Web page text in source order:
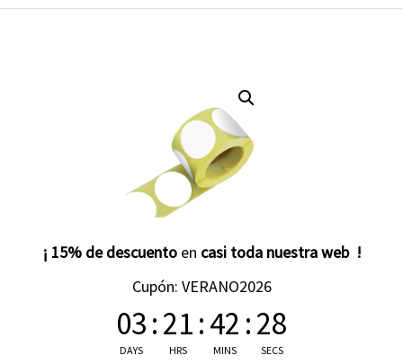
¡ 15% de descuento en casi toda nuestra web !
Cupón: VERANO2026
03
DAYS
:21
HRS
:42
MINS
:27
SECS